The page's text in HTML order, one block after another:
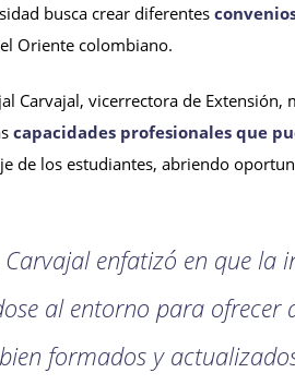
busca crear diferentes
Oriente colombiano.
Carvajal, vicerrectora de
capacidades profesionales que
de los estudiantes, abriendo
Carvajal enfatizó en que la
al entorno para ofrecer
formados y